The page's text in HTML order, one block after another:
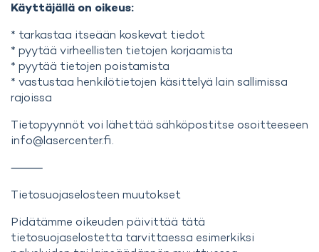
Käyttäjällä on oikeus:
* tarkastaa itseään koskevat tiedot
* pyytää virheellisten tietojen korjaamista
* pyytää tietojen poistamista
* vastustaa henkilötietojen käsittelyä lain sallimissa
rajoissa
Tietopyynnöt voi lähettää sähköpostitse osoitteeseen
info@lasercenter.fi.
⸻
Tietosuojaselosteen muutokset
Pidätämme oikeuden päivittää tätä
tietosuojaselostetta tarvittaessa esimerkiksi